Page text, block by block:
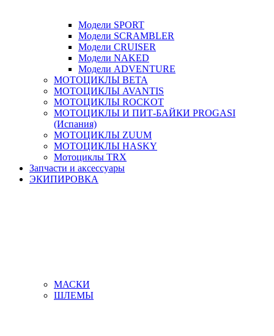
Модели SPORT
Модели SCRAMBLER
Модели CRUISER
Модели NAKED
Модели ADVENTURE
МОТОЦИКЛЫ BETA
МОТОЦИКЛЫ AVANTIS
МОТОЦИКЛЫ ROCKOT
МОТОЦИКЛЫ И ПИТ-БАЙКИ PROGASI
(Испания)
МОТОЦИКЛЫ ZUUM
МОТОЦИКЛЫ HASKY
Мотоциклы TRX
Запчасти и аксессуары
ЭКИПИРОВКА
МАСКИ
ШЛЕМЫ